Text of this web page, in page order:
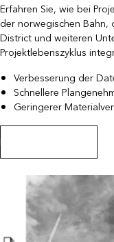
Erfahren Sie, wie bei
der norwegischen
District und weiteren
Projektlebenszyklus
Verbesserung der
Schnellere
Geringerer
E-Book herunterladen